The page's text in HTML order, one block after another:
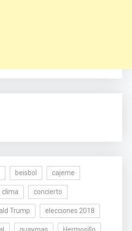
beisbol cajeme
clima concierto
Trump elecciones 2018
guaymas Hermosillo